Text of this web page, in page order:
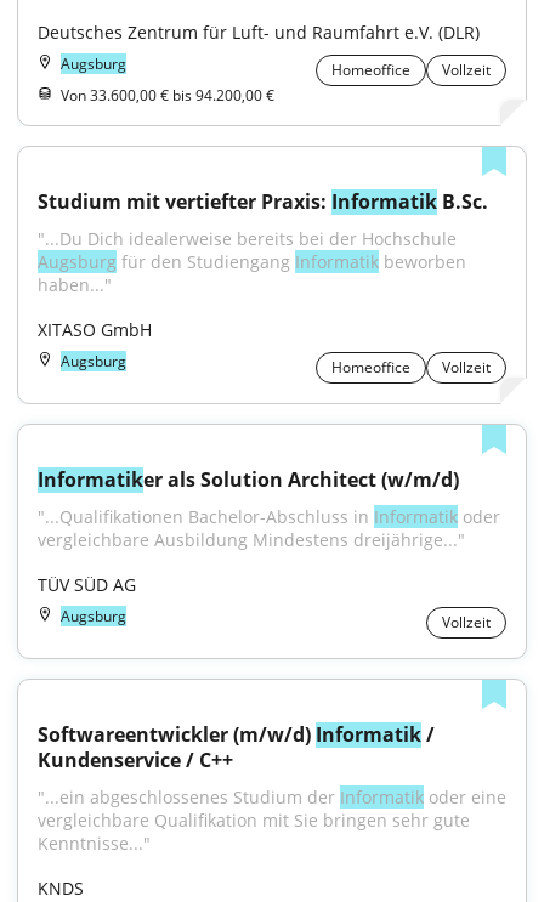
Deutsches Zentrum für Luft- und Raumfahrt e.V. (DLR)
Augsburg Homeoffice
Vollzeit
Von 33.600,00 € bis 94.200,00 €
Studium mit vertiefter Praxis: Informatik B.Sc.
Augsburg für den Studiengang Informatik beworben
haben..."
XITASO GmbH
Augsburg Homeoffice Vollzeit
Informatiker als Solution Architect (w/m/d)
"...Qualifikationen Bachelor-Abschluss in Informatik oder
vergleichbare Ausbildung Mindestens dreijährige..."
TÜV SÜD AG
Augsburg Vollzeit
Softwareentwickler (m/w/d) Informatik /
Kundenservice / C++
"...ein abgeschlossenes Studium der Informatik oder eine
vergleichbare Qualifikation mit Sie bringen sehr gute
Kenntnisse..."
KNDS